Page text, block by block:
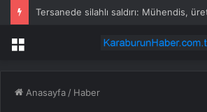
Menü
Anasayfa / Haber